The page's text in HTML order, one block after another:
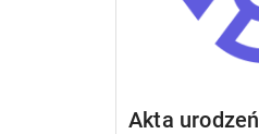
Akta urodzeń